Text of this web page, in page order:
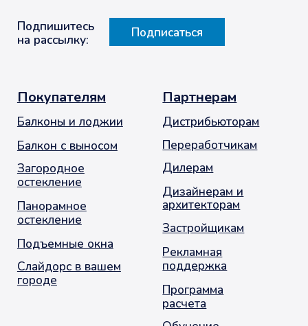
Контакты
+7 (495) 720-66-33
info@slidors.ru
Новости
История
компании
Реализованные
проекты
Панорама
Слайдорс Эйр 2.0
элементы
Продажи и
продвижение
Готовые
решения
Опасности